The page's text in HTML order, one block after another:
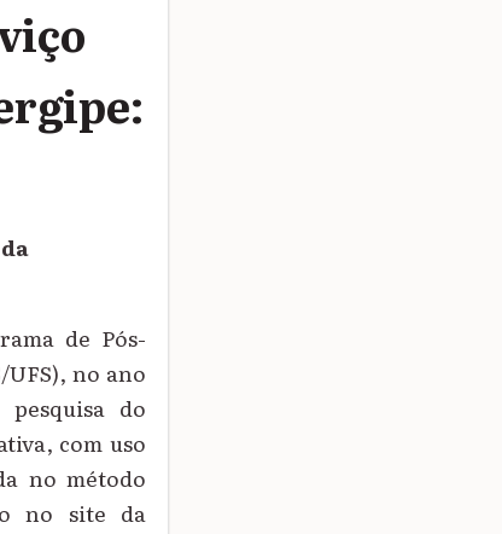
de Pós-
UFS), no ano
do
com uso
no método
no site da